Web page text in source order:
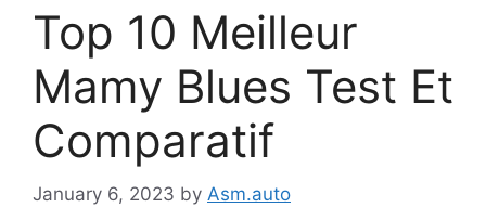
Top 10 Meilleur
Mamy Blues Test Et
Comparatif
January 6, 2023 by Asm.auto